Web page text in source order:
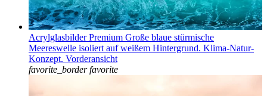
Acrylglasbilder Premium Große blaue stürmische
Meereswelle isoliert auf weißem Hintergrund. Klima-Natur-
Konzept. Vorderansicht
favorite_border favorite